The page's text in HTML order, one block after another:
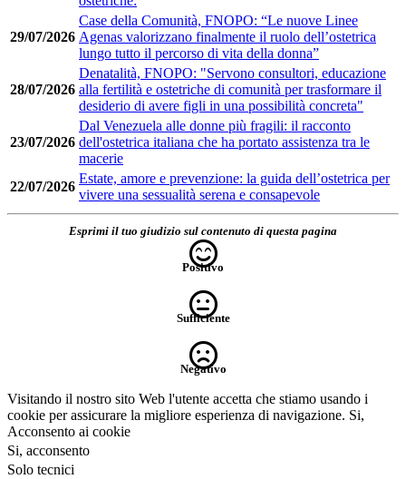
29/07/2026
Case della Comunità, FNOPO: “Le nuove Linee
Agenas valorizzano finalmente il ruolo dell’ostetrica
lungo tutto il percorso di vita della donna”
28/07/2026
Denatalità, FNOPO: "Servono consultori, educazione
alla fertilità e ostetriche di comunità per trasformare il
desiderio di avere figli in una possibilità concreta"
23/07/2026
Dal Venezuela alle donne più fragili: il racconto
dell'ostetrica italiana che ha portato assistenza tra le
macerie
22/07/2026
Estate, amore e prevenzione: la guida dell’ostetrica per
vivere una sessualità serena e consapevole
Esprimi il tuo giudizio sul contenuto di questa pagina
Positivo
Sufficiente
Negativo
Visitando il nostro sito Web l'utente accetta che stiamo usando i
cookie per assicurare la migliore esperienza di navigazione. Si,
Acconsento ai cookie
Si, acconsento
Solo tecnici